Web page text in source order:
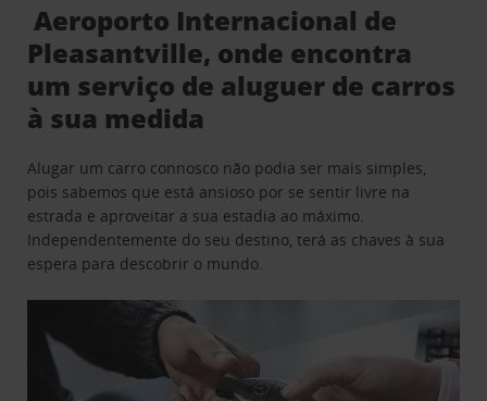
Aeroporto Internacional de
Pleasantville, onde encontra
um serviço de aluguer de carros
à sua medida
Alugar um carro connosco não podia ser mais simples,
pois sabemos que está ansioso por se sentir livre na
estrada e aproveitar a sua estadia ao máximo.
Independentemente do seu destino, terá as chaves à sua
espera para descobrir o mundo.